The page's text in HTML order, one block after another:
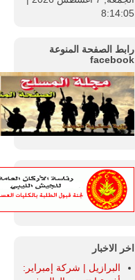
8:14:06
رابط الصفحة المنوعة
facebook
اخر الاخبار
البرازيل | شركة إمبراير: